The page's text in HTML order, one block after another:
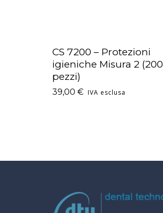
AGGIUNGI AL CARRELLO
CS 7200 – Protezioni
igieniche Misura 2 (200
pezzi)
39,00 € IVA esclusa